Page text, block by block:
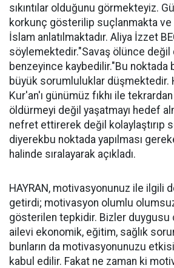
sıkıntılar olduğunu görmekteyiz.
korkunç gösterilip suçlanmakta ve
İslam anlatılmaktadır. Aliya İzzet
söylemektedir."Savaş ölünce değil
benzeyince kaybedilir."Bu noktada
büyük sorumluluklar düşmektedir.
Kur'an'ı günümüz fıkhı ile
öldürmeyi değil yaşatmayı hedef
nefret ettirerek değil kolaylaştırıp
diyerekbu noktada yapılması
halinde sıralayarak açıkladı.
HAYRAN, motivasyonunuz ile ilgili
getirdi; motivasyon olumlu
gösterilen tepkidir. Bizler duygusu
ailevi ekonomik, eğitim, sağlık
bunların da motivasyonunuzu
kabul edilir. Fakat ne zaman ki